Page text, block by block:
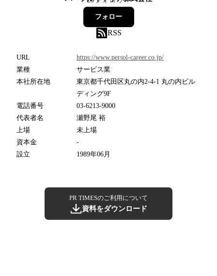
フォロー
RSS
URL
https://www.persol-career.co.jp/
業種
サービス業
本社所在地
東京都千代田区丸の内2-4-1 丸の内ビル
ディング9F
電話番号
03-6213-9000
代表者名
瀬野尾 裕
上場
未上場
資本金
-
設立
1989年06月
PR TIMESのご利用について
資料をダウンロード